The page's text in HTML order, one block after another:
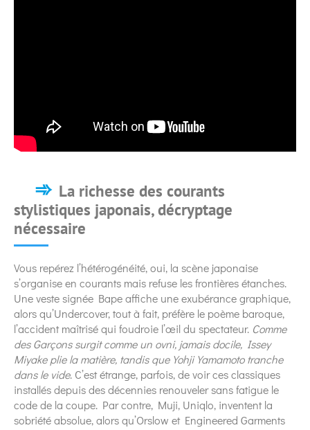
La richesse des courants
stylistiques japonais, décryptage
nécessaire
Vous repérez l’hétérogénéité, oui, la scène japonaise
s’organise en courants mais refuse les frontières étanches.
Une veste signée Bape affiche une exubérance graphique,
alors qu’Undercover, tout à fait, préfère le poème baroque,
l’accident maîtrisé qui foudroie l’œil du spectateur. Comme
des Garçons surgit comme un ovni, jamais docile, Issey
Miyake plie la matière, tandis que Yohji Yamamoto tranche
dans le vide. C’est étrange, parfois, de voir ces classiques
installés depuis des décennies renouveler sans fatigue le
code de la coupe. Par contre, Muji, Uniqlo, inventent la
sobriété absolue, alors qu’Orslow et Engineered Garments